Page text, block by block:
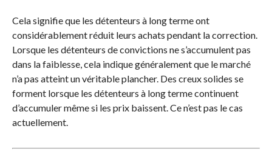
Cela signifie que les détenteurs à long terme ont
considérablement réduit leurs achats pendant la correction.
Lorsque les détenteurs de convictions ne s’accumulent pas
dans la faiblesse, cela indique généralement que le marché
n’a pas atteint un véritable plancher. Des creux solides se
forment lorsque les détenteurs à long terme continuent
d’accumuler même si les prix baissent. Ce n’est pas le cas
actuellement.